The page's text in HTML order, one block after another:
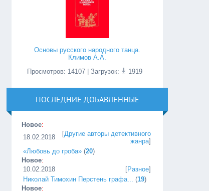
Основы русского народного танца.
Климов А.А.
Просмотров: 14107 | Загрузок: 1919
ПОСЛЕДНИЕ ДОБАВЛЕННЫЕ
Новое:
18.02.2018
[Другие авторы детективного
жанра]
«Любовь до гроба» (20)
Новое:
10.02.2018
[Разное]
Николай Тимохин Перстень графа... (19)
Новое: